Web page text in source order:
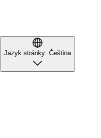
Jazyk stránky: Čeština